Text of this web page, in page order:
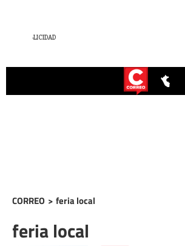
CORREO > feria local
feria local